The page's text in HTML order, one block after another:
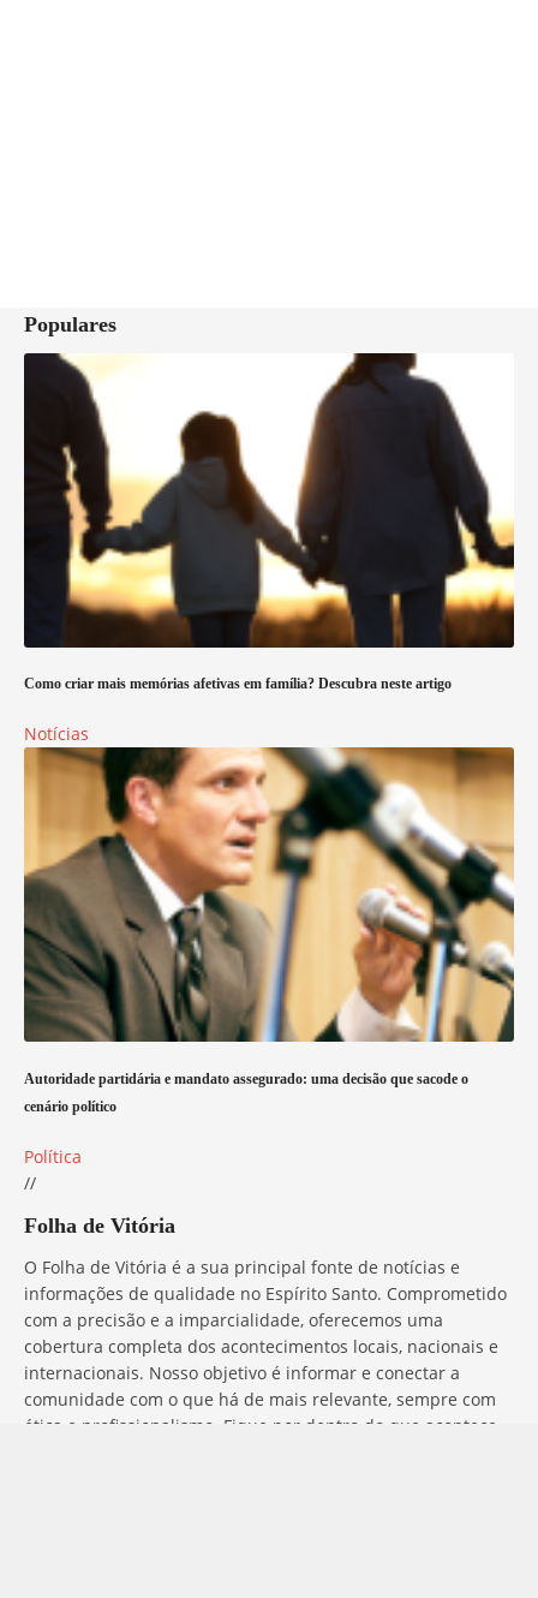
Populares
Como criar mais memórias afetivas em família? Descubra neste artigo
Notícias
Autoridade partidária e mandato assegurado: uma decisão que sacode o
cenário político
Política
//
Folha de Vitória
O Folha de Vitória é a sua principal fonte de notícias e
informações de qualidade no Espírito Santo. Comprometido
com a precisão e a imparcialidade, oferecemos uma
cobertura completa dos acontecimentos locais, nacionais e
internacionais. Nosso objetivo é informar e conectar a
comunidade com o que há de mais relevante, sempre com
ética e profissionalismo. Fique por dentro do que acontece